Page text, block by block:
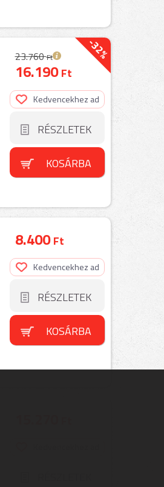
-32%
23.760Ft
16.190Ft
Kedvencekhez ad
RÉSZLETEK
KOSÁRBA
8.400Ft
Kedvencekhez ad
RÉSZLETEK
KOSÁRBA